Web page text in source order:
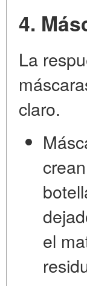
4.
La
claro.
el